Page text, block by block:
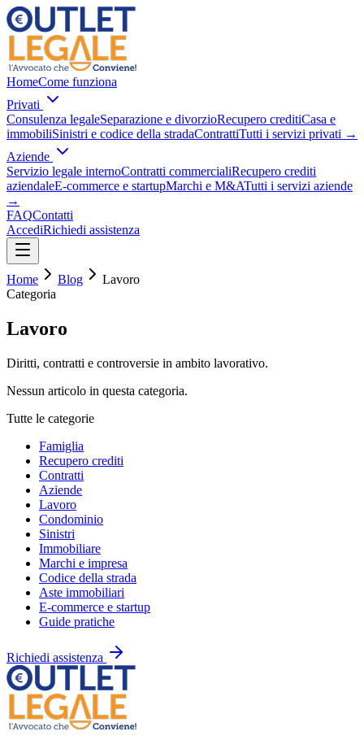
HomeCome funziona
Privati
Consulenza legaleSeparazione e divorzioRecupero creditiCasa e
immobiliSinistri e codice della stradaContrattiTutti i servizi privati →
Aziende
Servizio legale internoContratti commercialiRecupero crediti
aziendaleE-commerce e startupMarchi e M&ATutti i servizi aziende
→
FAQContatti
AccediRichiedi assistenza
Home Blog
Lavoro
Categoria
Lavoro
Diritti, contratti e controversie in ambito lavorativo.
Nessun articolo in questa categoria.
Tutte le categorie
Famiglia
Recupero crediti
Contratti
Aziende
Lavoro
Condominio
Sinistri
Immobiliare
Marchi e impresa
Codice della strada
Aste immobiliari
E-commerce e startup
Guide pratiche
Richiedi assistenza